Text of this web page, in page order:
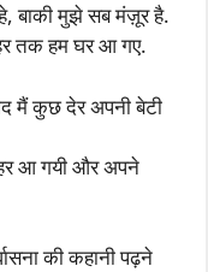
बाकी मुझे सब मंज़ूर है.
तक हम घर आ गए.
मैं कुछ देर अपनी बेटी
आ गयी और अपने
की कहानी पढ़ने